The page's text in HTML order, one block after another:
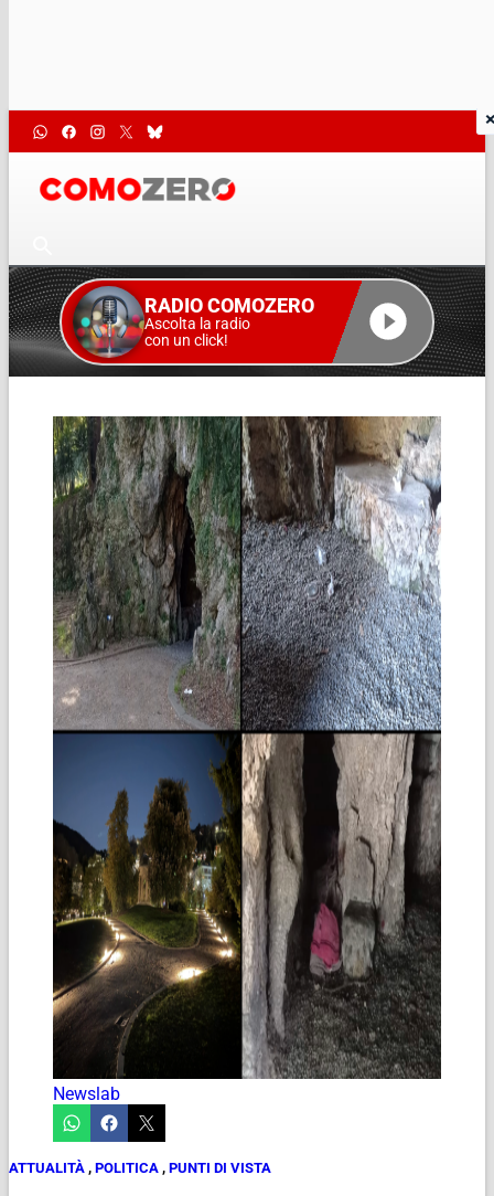
RADIO COMOZERO
Ascolta la radio
con un click!
Newslab
ATTUALITÀ , POLITICA , PUNTI DI VISTA